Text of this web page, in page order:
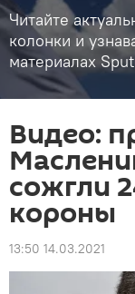
Читайте
колонки и
материалах
Видео:
сожгли
короны
13:50 14.03.2021